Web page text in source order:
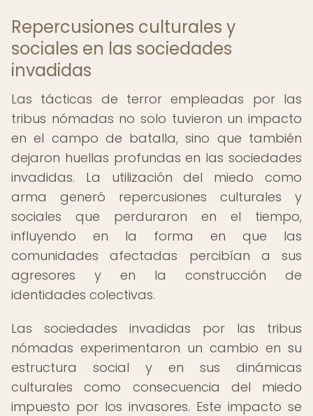
Repercusiones culturales y
sociales en las sociedades
invadidas
Las tácticas de terror empleadas por las
tribus nómadas no solo tuvieron un impacto
en el campo de batalla, sino que también
dejaron huellas profundas en las sociedades
invadidas. La utilización del miedo como
arma generó repercusiones culturales y
sociales que perduraron en el tiempo,
influyendo en la forma en que las
comunidades afectadas percibían a sus
agresores y en la construcción de
identidades colectivas.
Las sociedades invadidas por las tribus
nómadas experimentaron un cambio en su
estructura social y en sus dinámicas
culturales como consecuencia del miedo
impuesto por los invasores. Este impacto se